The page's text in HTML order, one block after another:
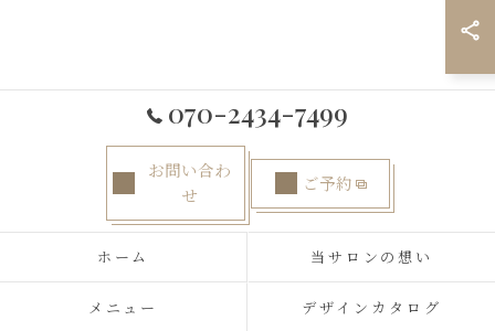
070-2434-7499
お問い合わ
せ
ご予約
ホーム 当サロンの想い
メニュー デザインカタログ